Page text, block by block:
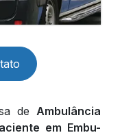
de Ambulância
em Embu-